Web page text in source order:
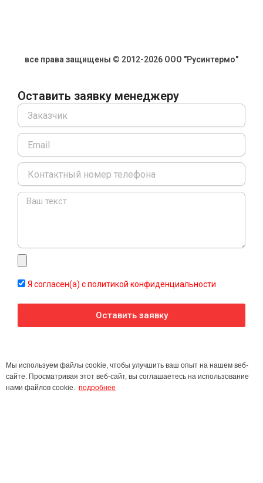
все права защищены © 2012-2026 ООО "Русинтермо"
Оставить заявку менеджеру
Name
Email
Message
Я согласен(а) с политикой конфиденциальности
Оставить заявку
Мы используем файлы cookie, чтобы улучшить ваш опыт на нашем веб-
сайте. Просматривая этот веб-сайт, вы соглашаетесь на использование
нами файлов cookie. подробнее